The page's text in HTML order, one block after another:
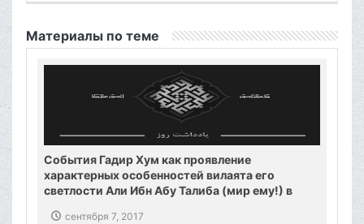
Материалы по теме
События Гадир Хум как проявление
характерных особенностей вилаята его
светлости Али Ибн Абу Талиба (мир ему!) в
сентября 7, 2017